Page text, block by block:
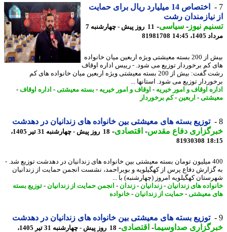
اختصاص 14 میلیارد ریال برای حمایت
نیازمندان رشت
نیوز-سیاسی-
11 روز پیش - چهارشنبه 7
14:45
81981708
بیش از 200 بسته معیشتی ویژه اربعین میان خانواده
کم برخوردار توزیع می شود. - رییس اداره اوقاف
رشت گفت: بیش از 200 بسته معیشتی ویژه اربعین میان خانواده های کم
توزیع می شود. استانها ...
اوقاف و امور خیریه- اوقاف و امور خیریه- بسته معیشتی-اداره اوقاف-
-اربعین -کم برخوردار
توزیع بسته های معیشتی بین خانواده های زندانیان در دهدشت
دفاع مقدس-اقتصادی-
18 روز پیش - چهارشنبه 31 تیر 1405،
81930308
400 میلیون تومان بسته معیشتی بین خانواده های زندانیان در دهدشت توزیع شد. -
دفاع پرس از کهگیلویه و بویراحمد، نشست انجمن حمایت از زندانیان
کهگیلویه امروز (چهارشنبه) با ...
های زندانیان -زندانیان -زندان - انجمن حمایت از زندانیان -توزیع بسته
معیشتی-حمایت از زندانیان -خانواده
توزیع بسته های معیشتی بین خانواده های زندانیان در دهدشت
صداوسیما-اقتصادی-
18 روز پیش - چهارشنبه 31 تیر 1405،